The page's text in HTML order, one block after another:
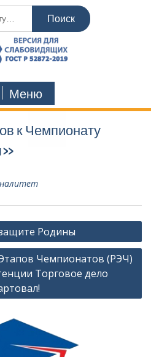
Меню
к Чемпионату
Родины
Чемпионатов (РЭЧ)
Торговое дело